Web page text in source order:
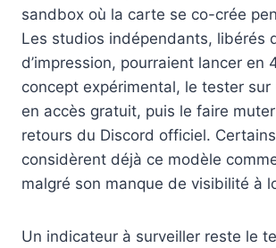
sandbox où la carte se co-crée
Les studios indépendants, libérés
d’impression, pourraient lancer en
concept expérimental, le tester sur
en accès gratuit, puis le faire
retours du Discord officiel.
considèrent déjà ce modèle comme
malgré son manque de visibilité à
Un indicateur à surveiller reste le